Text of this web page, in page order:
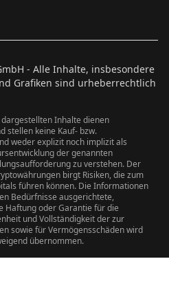
- Alle Inhalte, insbesondere
Grafiken sind urheberrechtlich
Inhalte dienen
stellen keine Kauf- bzw.
weder explizit noch implizit als
der genannten
zu verstehen. Der
birgt Risiken, die zum
führen können. Die Informationen
Bedürfnisse ausgerichtete,
Haftung oder Garantie für die
und Vollständigkeit der zur
sowie für Vermögensschäden wird
übernommen.